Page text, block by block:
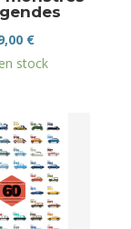
€
stock